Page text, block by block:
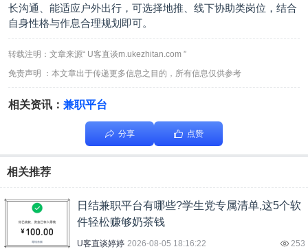
长沟通、能适应户外出行，可选择地推、线下协助类岗位，结合
自身性格与作息合理规划即可。
转载注明：文章来源“ U客直谈m.ukezhitan.com ”
免责声明 ：本文章出于传递更多信息之目的，所有信息仅供参考
相关资讯： 兼职平台
分享 点赞
相关推荐
日结兼职平台有哪些?学生党专属清单,这5个软
件轻松赚够奶茶钱
U客直谈婷婷 2026-08-05 18:16:22 253